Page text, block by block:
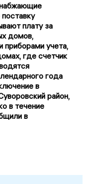
плату за
домов,
учета,
где счетчик
года
в
район,
в течение
в